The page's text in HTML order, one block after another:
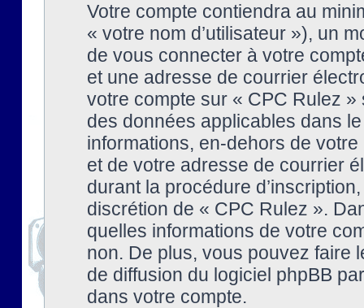
Votre compte contiendra au
« votre nom d’utilisateur »), un
de vous connecter à votre
et une adresse de courrier
votre compte sur « CPC Rulez
des données applicables dans
informations, en-dehors de
et de votre adresse de courrier
durant la procédure
discrétion de « CPC Rulez ».
quelles informations de votre
non. De plus, vous pouvez faire
de diffusion du logiciel phpBB
dans votre compte.